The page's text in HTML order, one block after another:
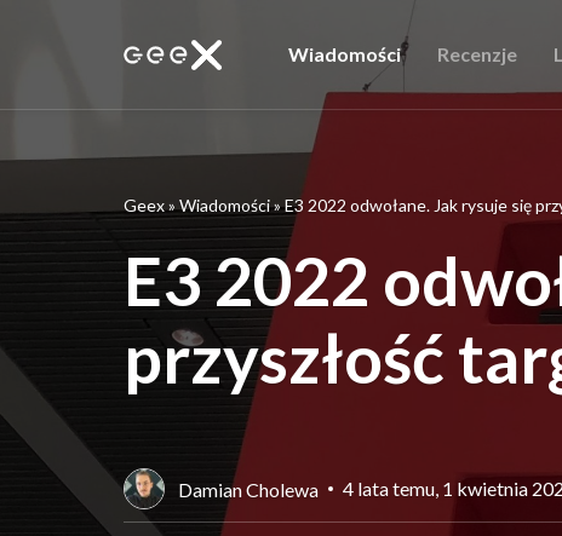
Wiadomości Recenzje
Geex»Wiadomości»E3 2022 odwołane. Jak rysuje się
E3 2022
przyszłość
Damian Cholewa 4 lata temu, 1 kwietnia